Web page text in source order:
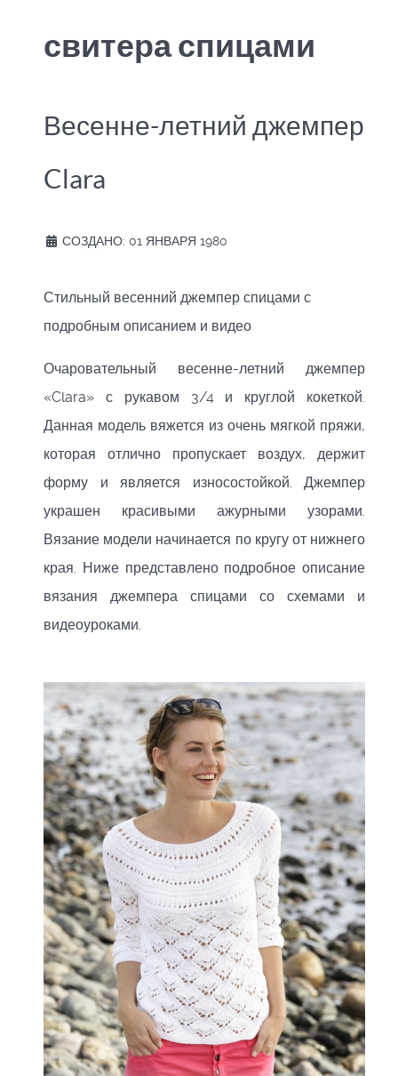
свитера спицами
Весенне-летний джемпер
Clara
СОЗДАНО: 01 ЯНВАРЯ 1980
Стильный весенний джемпер спицами с
подробным описанием и видео
Очаровательный весенне-летний джемпер
«Clara» с рукавом 3/4 и круглой кокеткой.
Данная модель вяжется из очень мягкой пряжи,
которая отлично пропускает воздух, держит
форму и является износостойкой. Джемпер
украшен красивыми ажурными узорами.
Вязание модели начинается по кругу от нижнего
края. Ниже представлено подробное описание
вязания джемпера спицами со схемами и
видеоуроками.